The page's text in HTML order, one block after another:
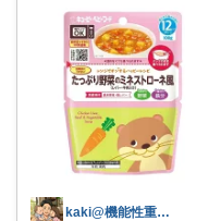
kaki@機能性重視パパ